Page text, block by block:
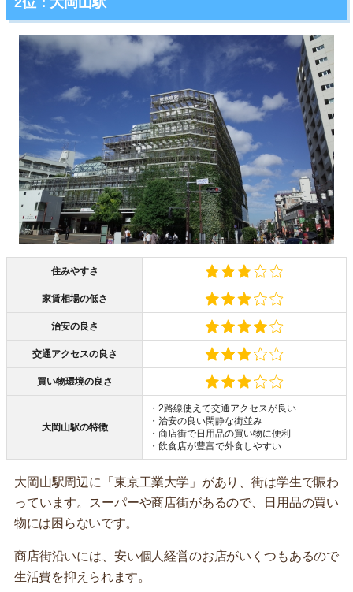
住みやすさ
家賃相場の低さ
治安の良さ
交通アクセスの良さ
買い物環境の良さ
大岡山駅の特徴
・2路線使えて交通アクセスが良い
・治安の良い閑静な街並み
・商店街で日用品の買い物に便利
・飲食店が豊富で外食しやすい
大岡山駅周辺に「東京工業大学」があり、街は学生で賑わ
っています。スーパーや商店街があるので、日用品の買い
物には困らないです。
商店街沿いには、安い個人経営のお店がいくつもあるので
生活費を抑えられます。